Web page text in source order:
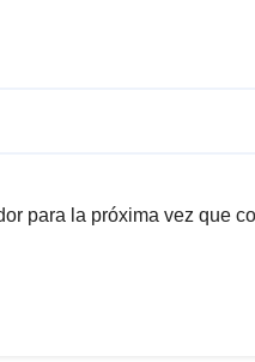
para la próxima vez que